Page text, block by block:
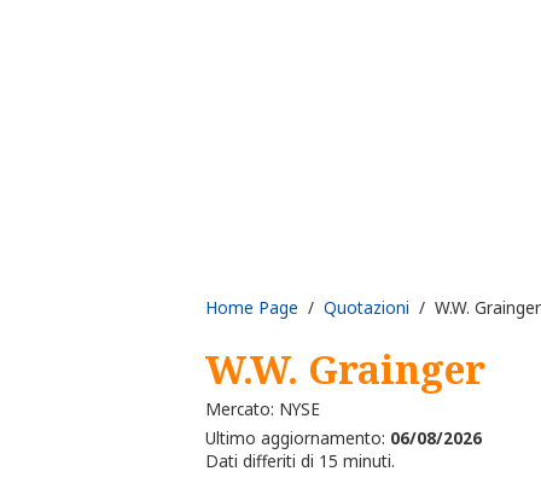
Home Page / Quotazioni / W.W. Grainger
W.W. Grainger
Mercato: NYSE
Ultimo aggiornamento: 06/08/2026
Dati differiti di 15 minuti.